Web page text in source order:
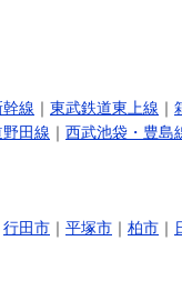
幹線 ｜ 東武鉄道東上線 ｜
田線 ｜ 西武池袋・豊島
行田市 ｜ 平塚市 ｜ 柏市 ｜